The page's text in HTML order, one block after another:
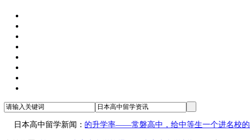
日本高中留学新闻：
，只有实实在在的升学率——常磐高中，给中等生一个进名校的机会